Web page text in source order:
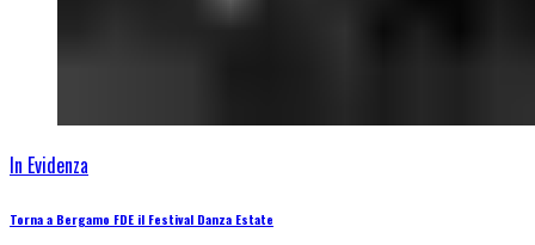
In Evidenza
Torna a Bergamo FDE il Festival Danza Estate